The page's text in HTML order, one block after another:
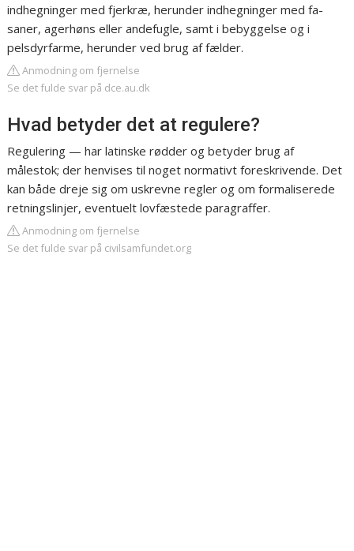
indhegninger med fjerkræ, herunder indhegninger med fa-
saner, agerhøns eller andefugle, samt i bebyggelse og i
pelsdyrfarme, herunder ved brug af fælder.
Anmodning om fjernelse
Se det fulde svar på dce.au.dk
Hvad betyder det at regulere?
Regulering — har latinske rødder og betyder brug af
målestok; der henvises til noget normativt foreskrivende. Det
kan både dreje sig om uskrevne regler og om formaliserede
retningslinjer, eventuelt lovfæstede paragraffer.
Anmodning om fjernelse
Se det fulde svar på civilsamfundet.org